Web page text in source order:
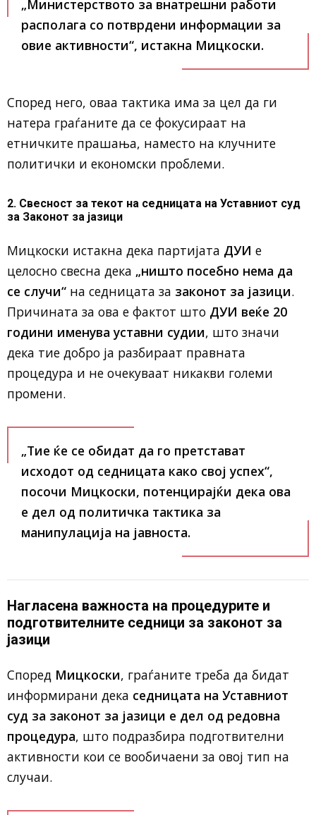
„Министерството за внатрешни работи
располага со потврдени информации за
овие активности“, истакна Мицкоски.
Според него, оваа тактика има за цел да ги
натера граѓаните да се фокусираат на
етничките прашања, наместо на клучните
политички и економски проблеми.
2. Свесност за текот на седницата на Уставниот суд
за Законот за јазици
Мицкоски истакна дека партијата ДУИ е
целосно свесна дека „ништо посебно нема да
се случи“ на седницата за законот за јазици.
Причината за ова е фактот што ДУИ веќе 20
години именува уставни судии, што значи
дека тие добро ја разбираат правната
процедура и не очекуваат никакви големи
промени.
„Тие ќе се обидат да го претстават
исходот од седницата како свој успех“,
посочи Мицкоски, потенцирајќи дека ова
е дел од политичка тактика за
манипулација на јавноста.
Нагласена важноста на процедурите и
подготвителните седници за законот за
јазици
Според Мицкоски, граѓаните треба да бидат
информирани дека седницата на Уставниот
суд за законот за јазици е дел од редовна
процедура, што подразбира подготвителни
активности кои се вообичаени за овој тип на
случаи.